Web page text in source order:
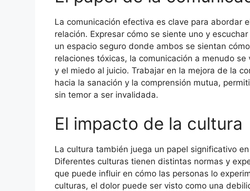
La comunicación efectiva es clave para abordar
relación. Expresar cómo se siente uno y
un espacio seguro donde ambos se sientan
relaciones tóxicas, la comunicación a menudo
y el miedo al juicio. Trabajar en la mejora de la
hacia la sanación y la comprensión mutua,
sin temor a ser invalidada.
El impacto de la cultura
La cultura también juega un papel significativo
Diferentes culturas tienen distintas normas y
que puede influir en cómo las personas lo
culturas, el dolor puede ser visto como una